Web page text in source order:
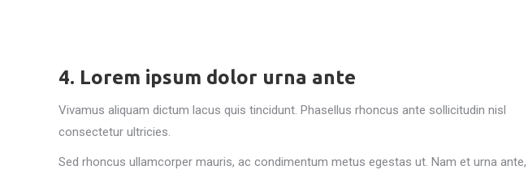
4. Lorem ipsum dolor urna ante
Vivamus aliquam dictum lacus quis tincidunt. Phasellus rhoncus ante sollicitudin nisl
consectetur ultricies.
Sed rhoncus ullamcorper mauris, ac condimentum metus egestas ut. Nam et urna ante,